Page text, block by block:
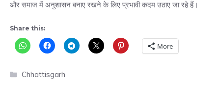
और समाज में अनुशासन बनाए रखने के लिए प्रभावी कदम उठाए जा रहे हैं।
Share this:
More
Categories
Chhattisgarh